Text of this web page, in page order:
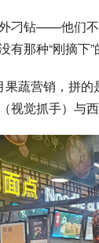
刁钻——他们不
有那种“刚摘下
蔬营销，拼
觉抓手）与西